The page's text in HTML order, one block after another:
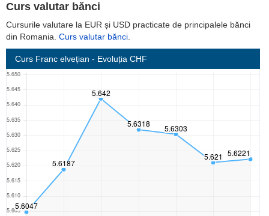
Curs valutar bănci
Cursurile valutare la EUR și USD practicate de principalele bănci
din Romania. Curs valutar bănci
Curs Franc elvețian - Evoluția CHF